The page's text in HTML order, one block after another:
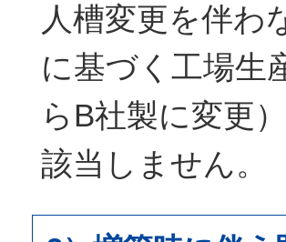
人槽変更を伴わ
に基づく工場生
らB社製に変更
該当しません。